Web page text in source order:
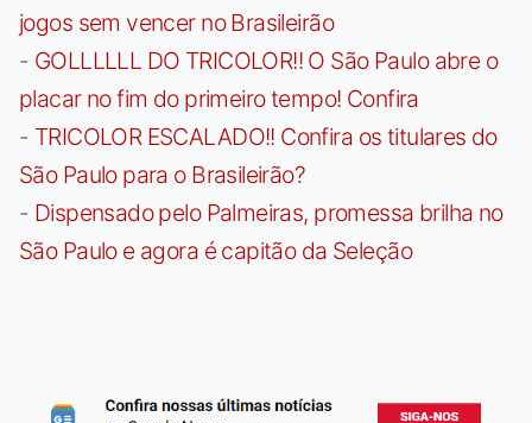
jogos sem vencer no Brasileirão
- GOLLLLLL DO TRICOLOR!! O São Paulo abre o
placar no fim do primeiro tempo! Confira
- TRICOLOR ESCALADO!! Confira os titulares do
São Paulo para o Brasileirão?
- Dispensado pelo Palmeiras, promessa brilha no
São Paulo e agora é capitão da Seleção